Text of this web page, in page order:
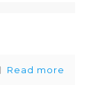
Read more